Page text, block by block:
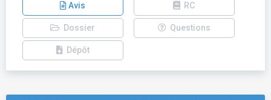
Avis RC
Dossier Questions
Dépôt